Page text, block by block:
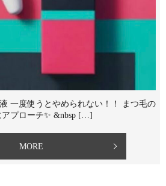
一度使うとやめられない！！ まつ毛の
プローチ✨ &nbsp […]
MORE